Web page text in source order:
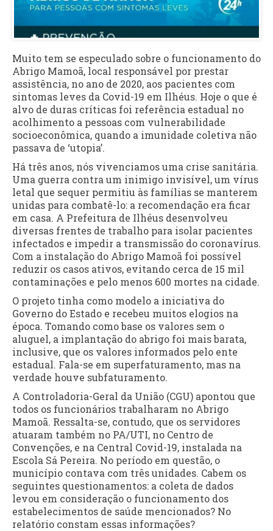
Muito tem se especulado sobre o funcionamento do
Abrigo Mamoã, local responsável por prestar
assistência, no ano de 2020, aos pacientes com
sintomas leves da Covid-19 em Ilhéus. Hoje o que é
alvo de duras críticas foi referência estadual no
acolhimento a pessoas com vulnerabilidade
socioeconômica, quando a imunidade coletiva não
passava de ‘utopia’.
Há três anos, nós vivenciamos uma crise sanitária.
Uma guerra contra um inimigo invisível, um vírus
letal que sequer permitiu às famílias se manterem
unidas para combatê-lo: a recomendação era ficar
em casa. A Prefeitura de Ilhéus desenvolveu
diversas frentes de trabalho para isolar pacientes
infectados e impedir a transmissão do coronavírus.
Com a instalação do Abrigo Mamoã foi possível
reduzir os casos ativos, evitando cerca de 15 mil
contaminações e pelo menos 600 mortes na cidade.
O projeto tinha como modelo a iniciativa do
Governo do Estado e recebeu muitos elogios na
época. Tomando como base os valores sem o
aluguel, a implantação do abrigo foi mais barata,
inclusive, que os valores informados pelo ente
estadual. Fala-se em superfaturamento, mas na
verdade houve subfaturamento.
A Controladoria-Geral da União (CGU) apontou que
todos os funcionários trabalharam no Abrigo
Mamoã. Ressalta-se, contudo, que os servidores
atuaram também no PA/UTI, no Centro de
Convenções, e na Central Covid-19, instalada na
Escola Sá Pereira. No período em questão, o
município contava com três unidades. Cabem os
seguintes questionamentos: a coleta de dados
levou em consideração o funcionamento dos
estabelecimentos de saúde mencionados? No
relatório constam essas informações?